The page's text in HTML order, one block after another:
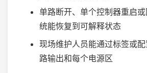
单路断开、单个控制器重启
统能恢复到可解释状态
现场维护人员能通过标签或
路输出和每个电源区